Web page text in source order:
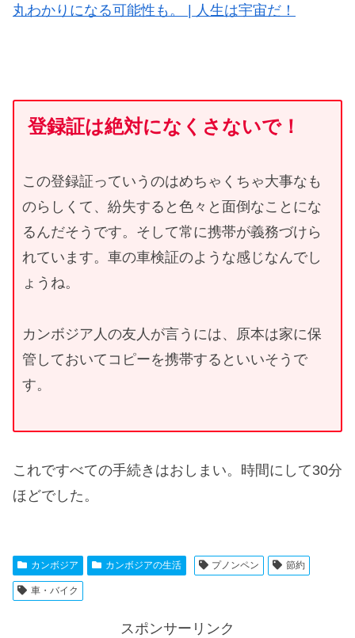
丸わかりになる可能性も。 | 人生は宇宙だ！
登録証は絶対になくさないで！
この登録証っていうのはめちゃくちゃ大事なも
のらしくて、紛失すると色々と面倒なことにな
るんだそうです。そして常に携帯が義務づけら
れています。車の車検証のような感じなんでし
ょうね。
カンボジア人の友人が言うには、原本は家に保
管しておいてコピーを携帯するといいそうで
す。
これですべての手続きはおしまい。時間にして30分
ほどでした。
カンボジア カンボジアの生活 プノンペン 節約
車・バイク
スポンサーリンク